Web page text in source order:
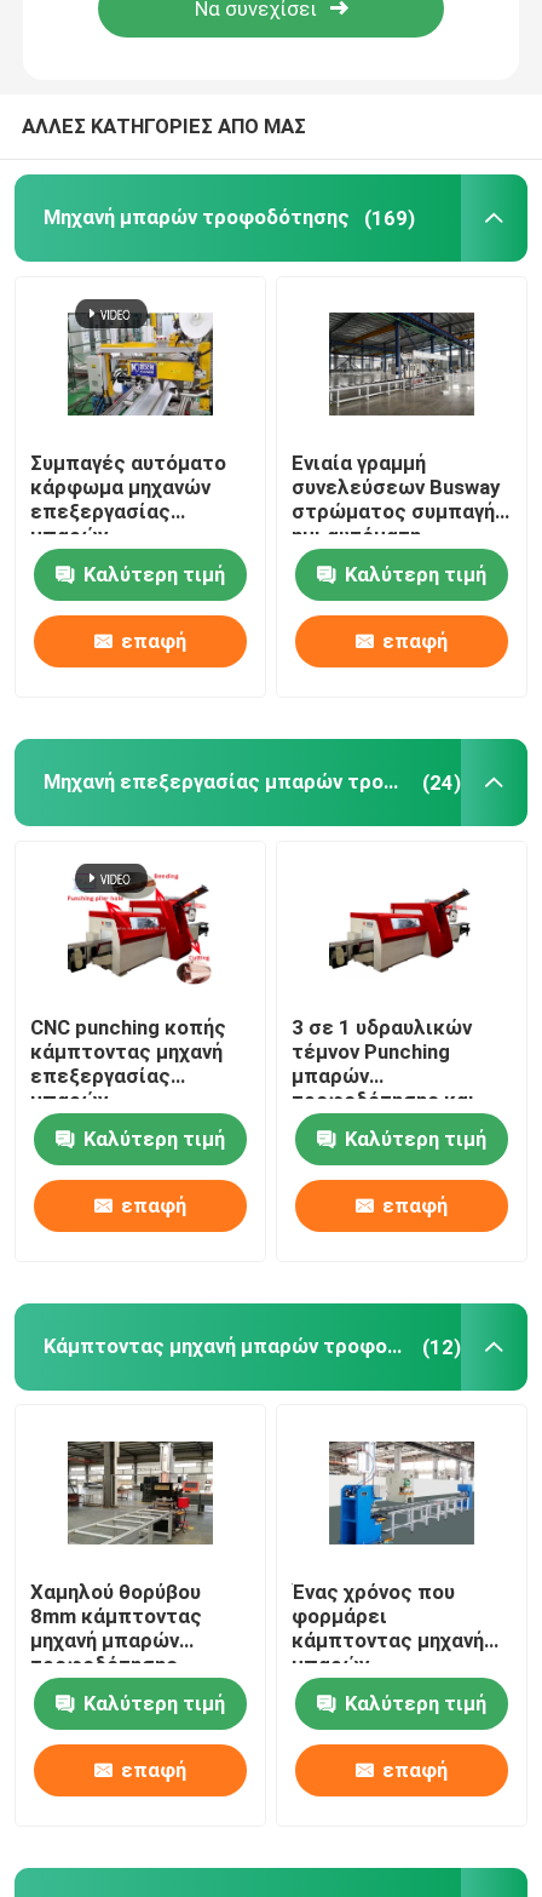
Μας ελάτε σε επαφή με
Ειδήσεις
Ζητήστε ένα απόσπασμα
Μηχανή μπαρών τροφοδότησης
Μηχανή επεξεργασίας μπαρών τροφοδότησης
Κάμπτοντας μηχανή μπαρών τροφοδότησης
Μηχανή καρφώματος μπαρών τροφοδότησης
CNC μηχανή μπαρών τροφοδότησης
Punching μπαρών τροφοδότησης μηχανή
Μηχανή συγκόλλησης ρομπότ
Τέμνουσα μηχανή σπειρών μετασχηματιστών
ΑΛΛΕΣ ΚΑΤΗΓΟΡΙΕΣ ΑΠΟ ΜΑΣ
Μηχανή μπαρών τροφοδότησης (169)
Συμπαγές αυτόματο
κάρφωμα μηχανών
επεξεργασίας
μπαρών
τροφοδότησης
Καλύτερη τιμή
επαφή
Ενιαία γραμμή
συνελεύσεων Busway
στρώματος συμπαγής
ημι αυτόματη
Καλύτερη τιμή
επαφή
Μηχανή επεξεργασίας μπαρών τροφοδότησης (24)
CNC punching κοπής
κάμπτοντας μηχανή
επεξεργασίας
μπαρών
τροφοδότησης
Καλύτερη τιμή
επαφή
3 σε 1 υδραυλικών
τέμνον Punching
μπαρών
τροφοδότησης και
κάμψης μηχανή
Καλύτερη τιμή
επαφή
Κάμπτοντας μηχανή μπαρών τροφοδότησης (12)
Χαμηλού θορύβου
8mm κάμπτοντας
μηχανή μπαρών
τροφοδότησης
χαλκού υδραυλική
Καλύτερη τιμή
επαφή
Ένας χρόνος που
φορμάρει
κάμπτοντας μηχανή
μπαρών
τροφοδότησης 5mm
τη 6mm συμπαγή
Καλύτερη τιμή
επαφή